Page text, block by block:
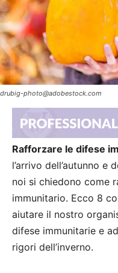
drubig-photo@adobestock.com
Rafforzare le difese
l’arrivo dell’autunno
noi si chiedono come
immunitario. Ecco 8
aiutare il nostro
difese immunitarie e
rigori dell’inverno.